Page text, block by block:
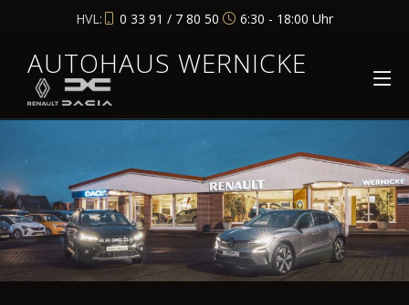
HVL: 0 33 91 / 7 80 50 6:30 - 18:00 Uhr
AUTOHAUS WERNICKE